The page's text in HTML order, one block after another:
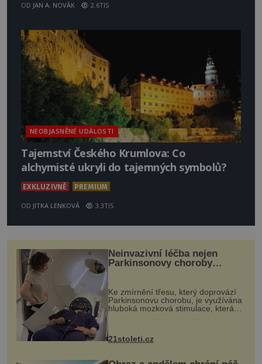
OD JAN A. NOVÁK 2.6TIS
NEOBJASNĚNÉ UDÁLOSTI
Tajemství Českého Krumlova: Co
alchymisté ukryli do tajemných symbolů?
EXKLUZIVNĚ PREMIUM
OD JITKA LENKOVÁ 3.3TIS
Neinvazivní léčba nejen
Parkinsonovy choroby
Ke zmírnění třesu, který doprovází
Parkinsonovu chorobu, je využívána
hluboká mozková stimulace, která
však vyžaduje vysoce invazivní
k dostatečně přesnému zacílení ...
21stoleti.cz